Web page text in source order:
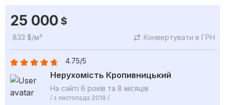
25 000 $
833 $/м² Конвертувати в ГРН
4.75/5
Нерухомість Кропивницький
На сайті 6 років та 8 місяців
/ з листопада 2019 /